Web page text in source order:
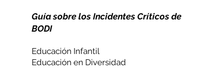
Guía sobre los Incidentes Críticos de
BODI
Educación Infantil
Educación en Diversidad